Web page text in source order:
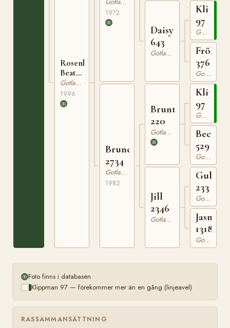
Rosenhälls
Beata
5342Gotlandsruss
1996
1972
Brunette
2734
Gotlandsruss
1982
Daisy
643
Gotlandsruss
Brunte
220
Gotlandsruss
Jill
2346
Gotlandsruss
97
Gotlandsruss
Fröken
376
Gotlandsruss
97
Gotlandsruss
Becka
529
Gotlandsruss
233
Gotlandsruss
Jasmin
1318
Gotlandsruss
Foto finns i databasen
Klippman 97 — förekommer mer än en gång (linjeavel)
RASSAMMANSÄTTNING